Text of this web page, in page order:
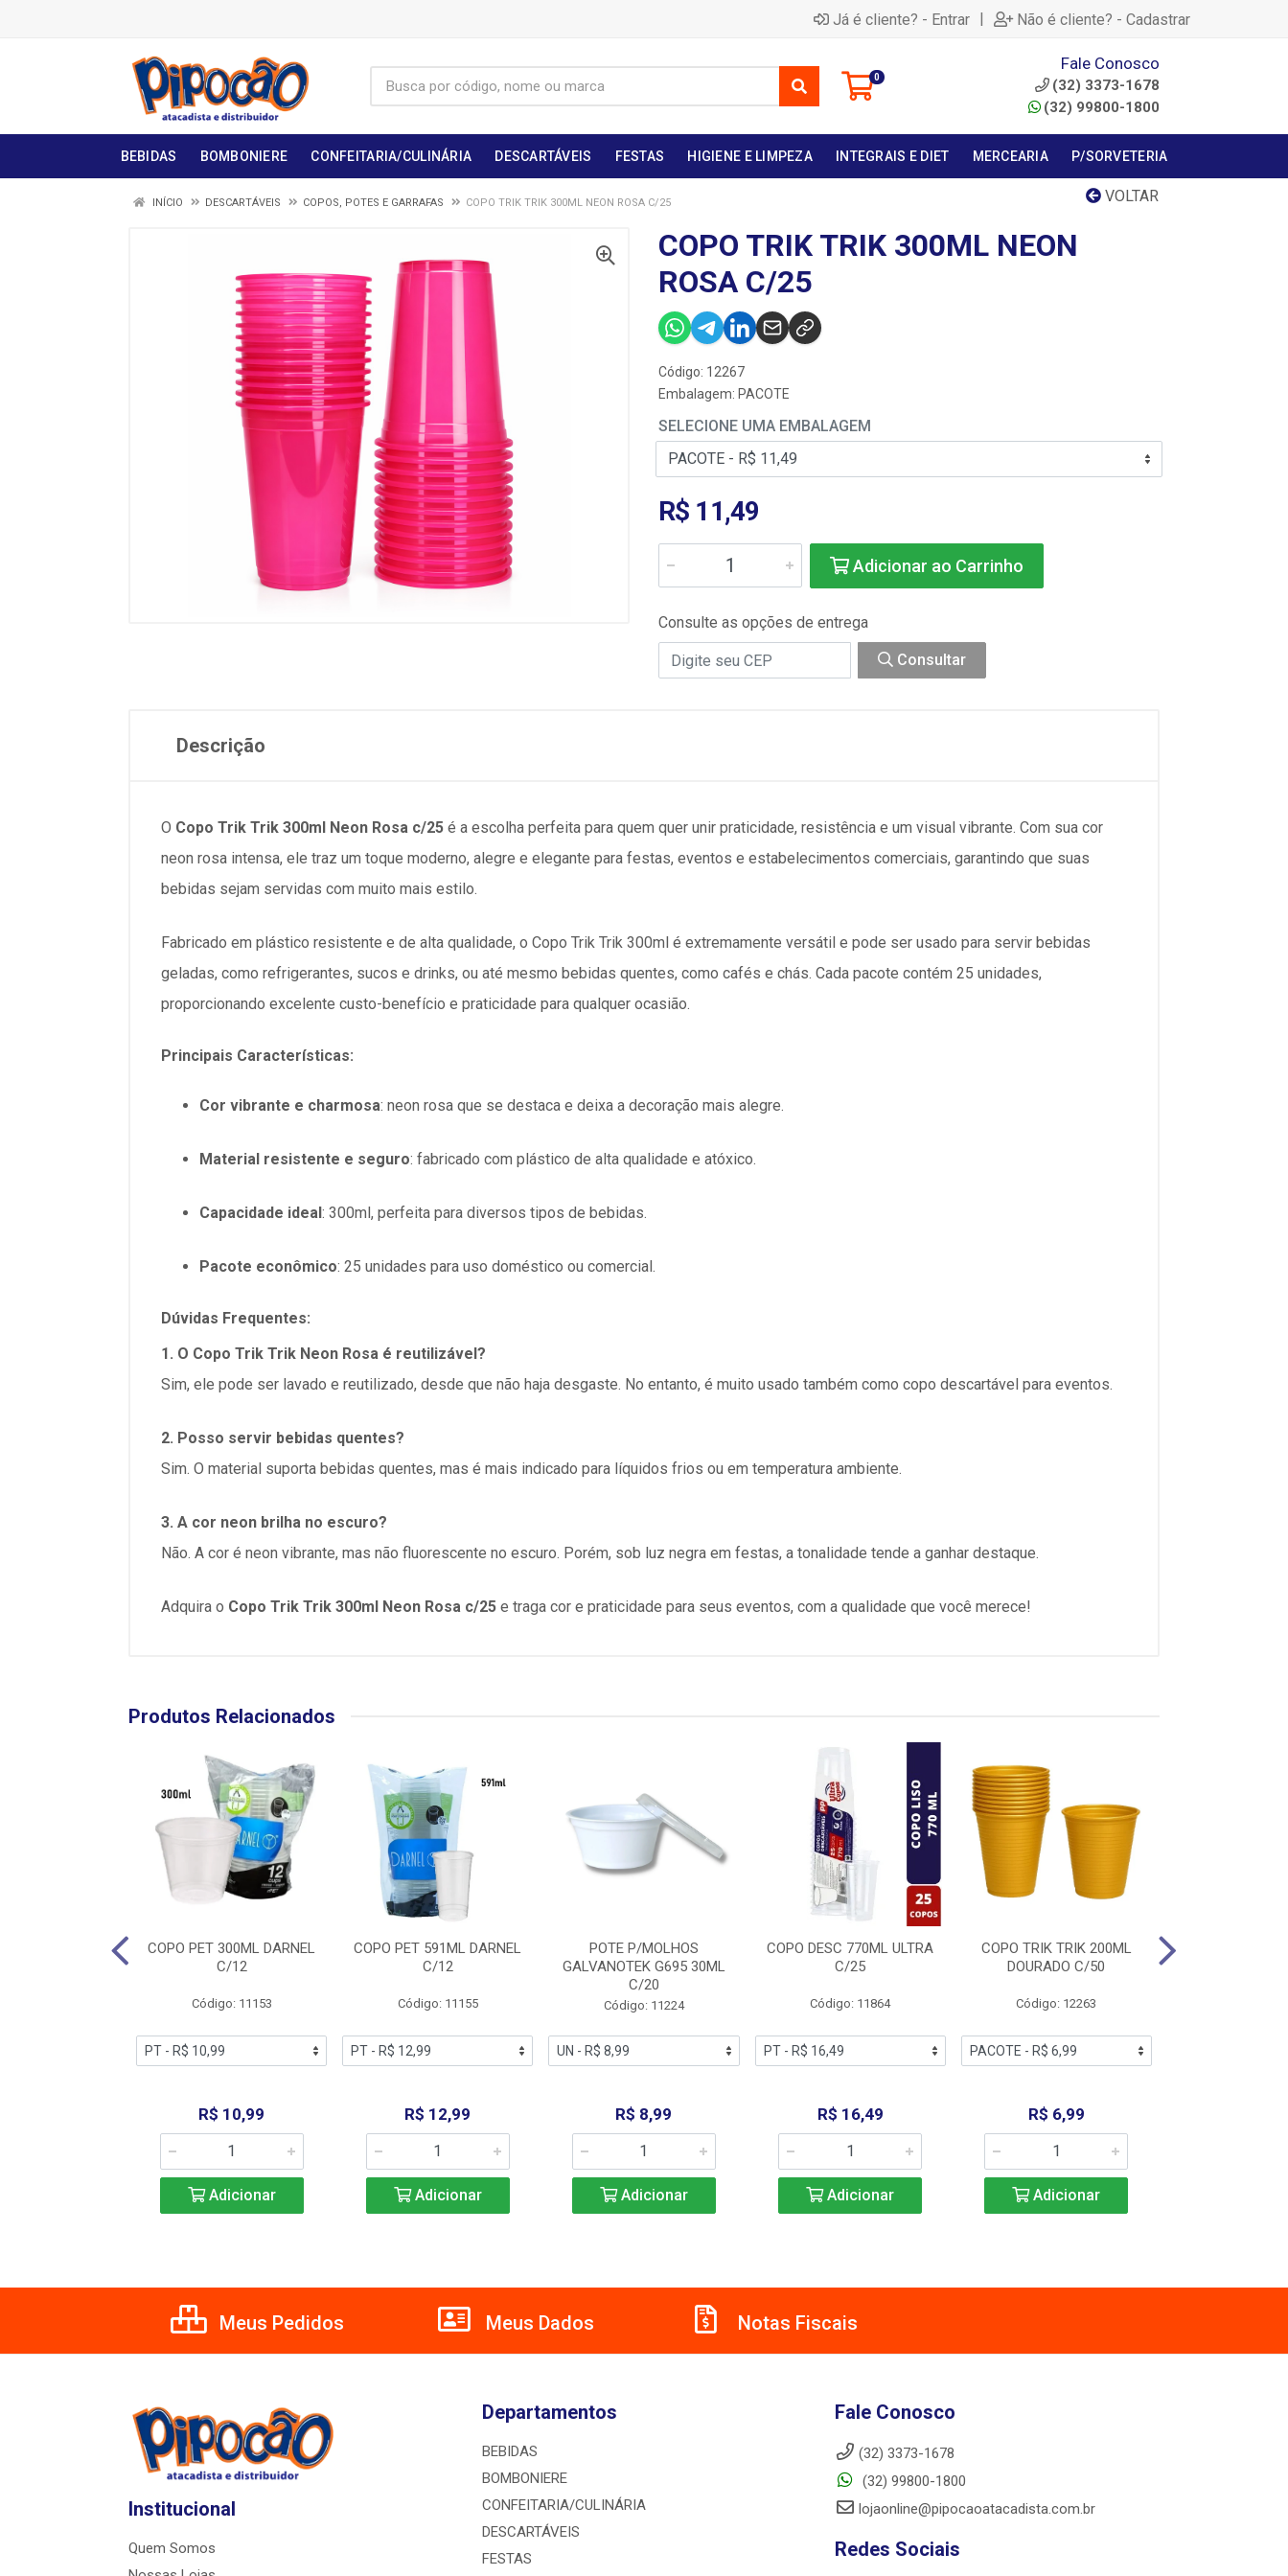
Já é cliente? - Entrar | Não é cliente? - Cadastrar
0
Fale Conosco
(32) 3373-1678
(32) 99800-1800
BEBIDAS BOMBONIERE CONFEITARIA/CULINÁRIA DESCARTÁVEIS FESTAS HIGIENE E LIMPEZA INTEGRAIS E DIET MERCEARIA P/SORVETERIA
VOLTAR
INÍCIO DESCARTÁVEIS COPOS, POTES E GARRAFAS COPO TRIK TRIK 300ML NEON ROSA C/25
COPO TRIK TRIK 300ML NEON
ROSA C/25
Código: 12267
Embalagem: PACOTE
SELECIONE UMA EMBALAGEM
R$ 11,49
Adicionar ao Carrinho
Consulte as opções de entrega
Consultar
Descrição
O Copo Trik Trik 300ml Neon Rosa c/25 é a escolha perfeita para quem quer unir praticidade, resistência e um visual vibrante. Com sua cor
neon rosa intensa, ele traz um toque moderno, alegre e elegante para festas, eventos e estabelecimentos comerciais, garantindo que suas
bebidas sejam servidas com muito mais estilo.
Fabricado em plástico resistente e de alta qualidade, o Copo Trik Trik 300ml é extremamente versátil e pode ser usado para servir bebidas
geladas, como refrigerantes, sucos e drinks, ou até mesmo bebidas quentes, como cafés e chás. Cada pacote contém 25 unidades,
proporcionando excelente custo-benefício e praticidade para qualquer ocasião.
Principais Características:
Cor vibrante e charmosa: neon rosa que se destaca e deixa a decoração mais alegre.
Material resistente e seguro: fabricado com plástico de alta qualidade e atóxico.
Capacidade ideal : 300ml, perfeita para diversos tipos de bebidas.
Pacote econômico: 25 unidades para uso doméstico ou comercial.
Dúvidas Frequentes:
1. O Copo Trik Trik Neon Rosa é reutilizável?
Sim, ele pode ser lavado e reutilizado, desde que não haja desgaste. No entanto, é muito usado também como copo descartável para eventos.
2. Posso servir bebidas quentes?
Sim. O material suporta bebidas quentes, mas é mais indicado para líquidos frios ou em temperatura ambiente.
3. A cor neon brilha no escuro?
Não. A cor é neon vibrante, mas não fluorescente no escuro. Porém, sob luz negra em festas, a tonalidade tende a ganhar destaque.
Adquira o Copo Trik Trik 300ml Neon Rosa c/25 e traga cor e praticidade para seus eventos, com a qualidade que você merece!
Produtos Relacionados
COPO PET 300ML DARNEL
C/12
Código: 11153
R$ 10,99
Adicionar
COPO PET 591ML DARNEL
C/12
Código: 11155
R$ 12,99
Adicionar
POTE P/MOLHOS
GALVANOTEK G695 30ML
C/20
Código: 11224
R$ 8,99
Adicionar
COPO DESC 770ML ULTRA
C/25
Código: 11864
R$ 16,49
Adicionar
COPO TRIK TRIK 200ML
DOURADO C/50
Código: 12263
R$ 6,99
Adicionar
Meus Pedidos Meus Dados Notas Fiscais
Institucional
Quem Somos
Departamentos
BEBIDAS
BOMBONIERE
CONFEITARIA/CULINÁRIA
DESCARTÁVEIS
FESTAS
Fale Conosco
(32) 3373-1678
(32) 99800-1800
lojaonline@pipocaoatacadista.com.br
Redes Sociais